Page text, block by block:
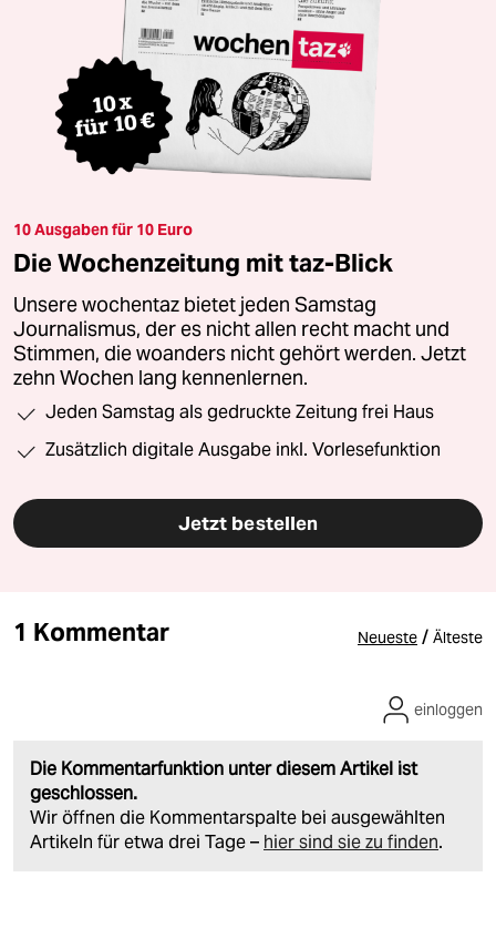
10 Ausgaben für 10 Euro
Die Wochenzeitung mit taz-Blick
Unsere wochentaz bietet jeden Samstag
Journalismus, der es nicht allen recht macht und
Stimmen, die woanders nicht gehört werden. Jetzt
zehn Wochen lang kennenlernen.
Jeden Samstag als gedruckte Zeitung frei Haus
Zusätzlich digitale Ausgabe inkl. Vorlesefunktion
Jetzt bestellen
1 Kommentar Neueste / Älteste
Die Kommentarfunktion unter diesem Artikel ist
geschlossen.
Wir öffnen die Kommentarspalte bei ausgewählten
Artikeln für etwa drei Tage – hier sind sie zu finden.
einloggen